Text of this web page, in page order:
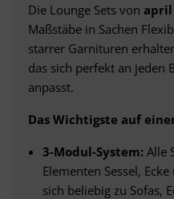
Die Lounge Sets von
Maßstäbe in Sachen
starrer Garnituren
das sich perfekt an jeden
anpasst.
Das Wichtigste auf
3-Modul-System: Alle
Elementen Sessel,
sich beliebig zu Sofas,